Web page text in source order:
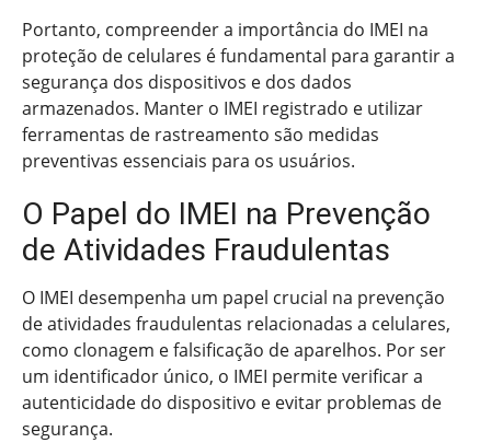
Portanto, compreender a importância do IMEI na
proteção de celulares é fundamental para garantir a
segurança dos dispositivos e dos dados
armazenados. Manter o IMEI registrado e utilizar
ferramentas de rastreamento são medidas
preventivas essenciais para os usuários.
O Papel do IMEI na Prevenção
de Atividades Fraudulentas
O IMEI desempenha um papel crucial na prevenção
de atividades fraudulentas relacionadas a celulares,
como clonagem e falsificação de aparelhos. Por ser
um identificador único, o IMEI permite verificar a
autenticidade do dispositivo e evitar problemas de
segurança.